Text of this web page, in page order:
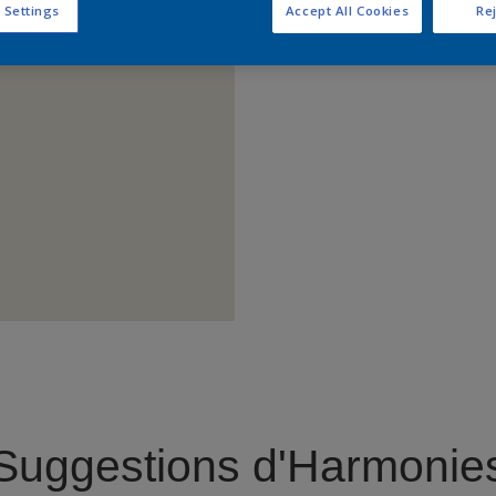
Trouver
Settings Accept All Cookies